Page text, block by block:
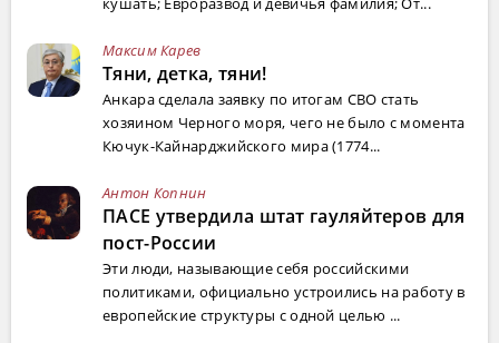
Максим Карев
Тяни, детка, тяни!
Анкара сделала заявку по итогам СВО стать
хозяином Черного моря, чего не было с момента
Кючук-Кайнарджийского мира (1774...
Антон Копнин
ПАСЕ утвердила штат гауляйтеров для
пост-России
Эти люди, называющие себя российскими
политиками, официально устроились на работу в
европейские структуры с одной целью ...